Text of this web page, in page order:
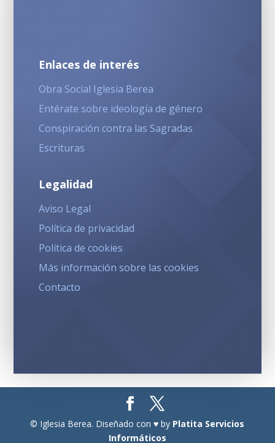
Enlaces de interés
Obra Social Iglesia Berea
Entérate sobre ideología de género
Conspiración contra las Sagradas
Escrituras
Legalidad
Aviso Legal
Política de privacidad
Política de cookies
Más información sobre las cookies
Contacto
© Iglesia Berea. Diseñado con ♥ by Platita Servicios
Informáticos